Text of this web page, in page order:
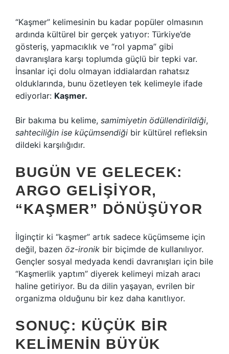
“Kaşmer” kelimesinin bu kadar popüler olmasının
ardında kültürel bir gerçek yatıyor: Türkiye’de
gösteriş, yapmacıklık ve “rol yapma” gibi
davranışlara karşı toplumda güçlü bir tepki var.
İnsanlar içi dolu olmayan iddialardan rahatsız
olduklarında, bunu özetleyen tek kelimeyle ifade
ediyorlar: Kaşmer.
Bir bakıma bu kelime, samimiyetin ödüllendirildiği,
sahteciliğin ise küçümsendiği bir kültürel refleksin
dildeki karşılığıdır.
BUGÜN VE GELECEK:
ARGO GELIŞIYOR,
“KAŞMER” DÖNÜŞÜYOR
İlginçtir ki “kaşmer” artık sadece küçümseme için
değil, bazen öz-ironik bir biçimde de kullanılıyor.
Gençler sosyal medyada kendi davranışları için bile
“Kaşmerlik yaptım” diyerek kelimeyi mizah aracı
haline getiriyor. Bu da dilin yaşayan, evrilen bir
organizma olduğunu bir kez daha kanıtlıyor.
SONUÇ: KÜÇÜK BIR
KELIMENIN BÜYÜK